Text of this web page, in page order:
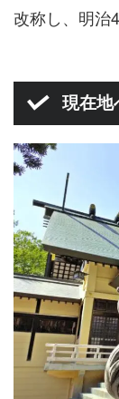
改称し、明治
現在地